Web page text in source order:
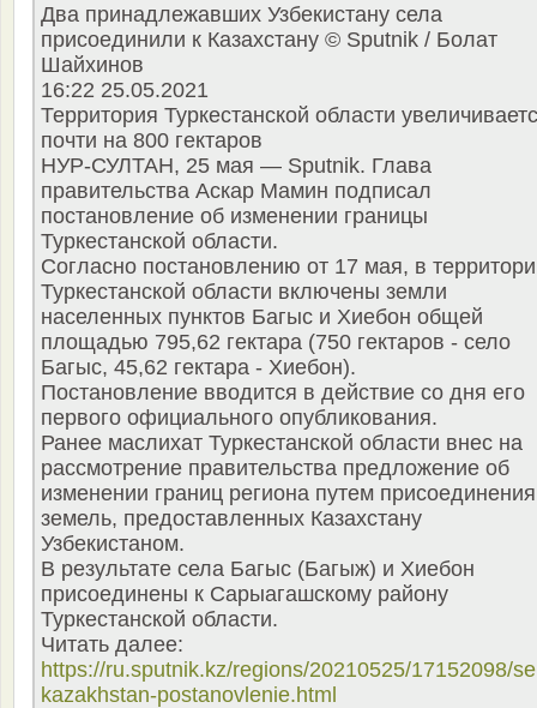
Два принадлежавших Узбекистану села
присоединили к Казахстану © Sputnik / Болат
Шайхинов
16:22 25.05.2021
Территория Туркестанской области
почти на 800 гектаров
НУР-СУЛТАН, 25 мая — Sputnik. Глава
правительства Аскар Мамин подписал
постановление об изменении границы
Туркестанской области.
Согласно постановлению от 17 мая, в
Туркестанской области включены земли
населенных пунктов Багыс и Хиебон общей
площадью 795,62 гектара (750 гектаров - село
Багыс, 45,62 гектара - Хиебон).
Постановление вводится в действие со дня его
первого официального опубликования.
Ранее маслихат Туркестанской области внес на
рассмотрение правительства предложение об
изменении границ региона путем присоединения
земель, предоставленных Казахстану
Узбекистаном.
В результате села Багыс (Багыж) и Хиебон
присоединены к Сарыагашскому району
Туркестанской области.
Читать далее:
https://ru.sputnik.kz/regions/20210525/17152098/
kazakhstan-postanovlenie.html